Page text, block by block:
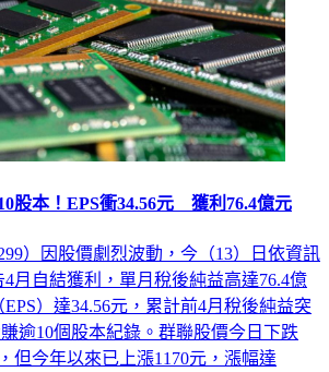
）因股價劇烈波動，今（13）日依資訊
月自結獲利，單月稅後純益高達76.4億
）達34.56元，累計前4月稅後純益突
逾10個股本紀錄。群聯股價今日下跌